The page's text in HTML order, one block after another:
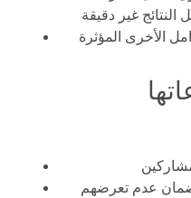
الأخرى المؤثرة
عدم تعرضهم